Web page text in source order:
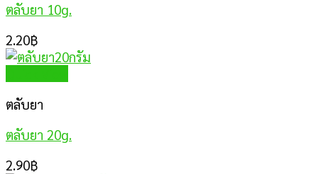
ตลับยา 10g.
2.20฿
ตลับยา
ตลับยา 20g.
2.90฿